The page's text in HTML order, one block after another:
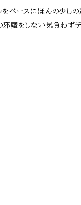
をベースにほんの少し
邪魔をしない気負わず